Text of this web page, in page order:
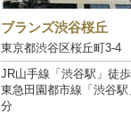
ブランズ渋谷桜丘
東京都渋谷区桜丘町3-4
JR山手線「渋谷駅」徒
東急田園都市線「渋谷駅
分